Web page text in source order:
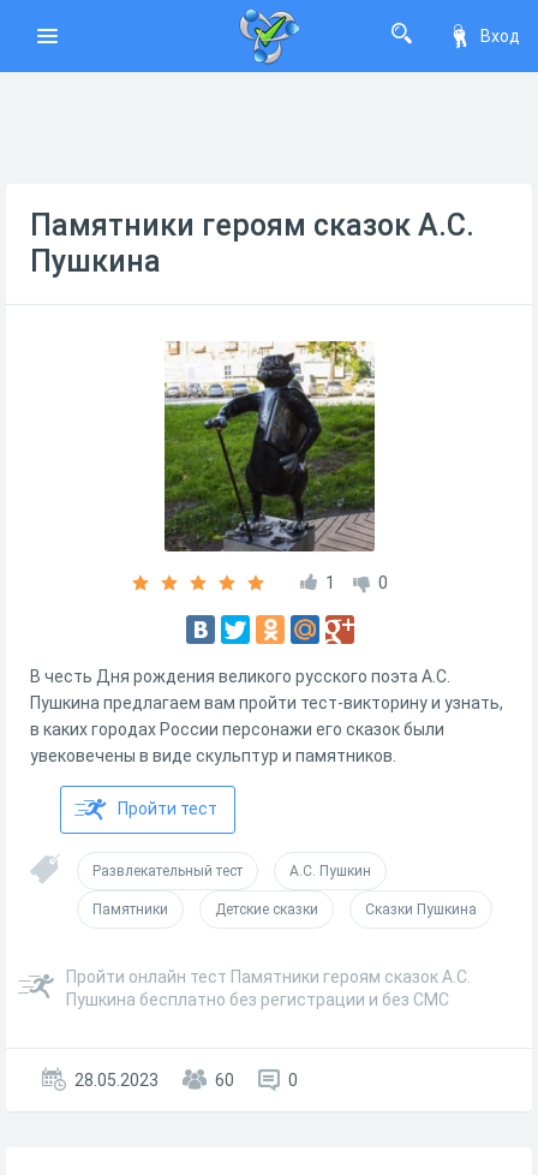
Вход
Памятники героям сказок А.С.
Пушкина
1 0
В честь Дня рождения великого русского поэта А.С.
Пушкина предлагаем вам пройти тест-викторину и узнать,
в каких городах России персонажи его сказок были
увековечены в виде скульптур и памятников.
Пройти тест
Развлекательный тест А.С. Пушкин
Памятники Детские сказки Сказки Пушкина
Пройти онлайн тест Памятники героям сказок А.С.
Пушкина бесплатно без регистрации и без СМС
28.05.2023 60 0